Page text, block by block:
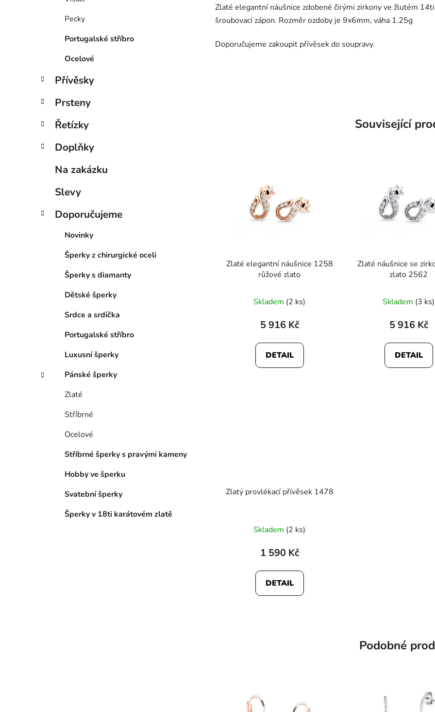
Pecky
Portugalské stříbro
Ocelové
Přívěsky
Prsteny
Řetízky
Doplňky
Na zakázku
Slevy
Doporučujeme
Novinky
Šperky z chirurgické oceli
Šperky s diamanty
Dětské šperky
Srdce a srdíčka
Portugalské stříbro
Luxusní šperky
Pánské šperky
Zlaté
Stříbrné
Ocelové
Stříbrné šperky s pravými kameny
Hobby ve šperku
Svatební šperky
Šperky v 18ti karátovém zlatě
Zlaté elegantní náušnice zdobené čirými zirkony ve žlutém
šroubovací zápon. Rozměr ozdoby je 9x6mm, váha 1.25g
Doporučujeme zakoupit přívěsek do soupravy.
Související
Zlaté elegantní náušnice 1258
růžové zlato
Skladem (2 ks)
5 916 Kč
DETAIL
Zlaté náušnice se
zlato 2562
Skladem (3 ks)
5 916 Kč
DETAIL
Zlatý provlékací přívěsek 1478
Skladem (2 ks)
1 590 Kč
DETAIL
Podobné